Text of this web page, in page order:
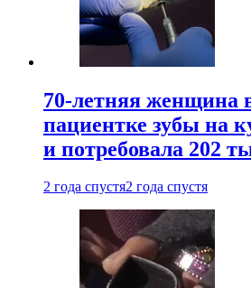
70-летняя женщина
пациентке зубы на
и потребовала 202
2 года спустя2 года спустя